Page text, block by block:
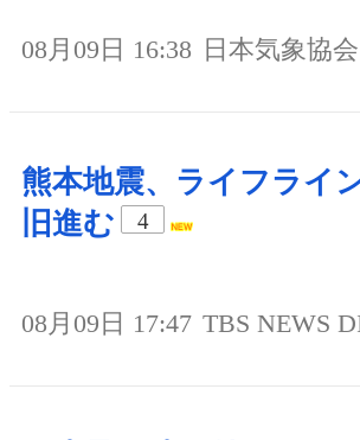
08月09日 16:38 日本気象協会
熊本地震、ライフライ
旧進む
4
08月09日 17:47 TBS NEWS